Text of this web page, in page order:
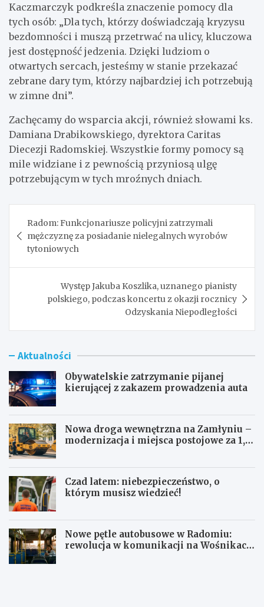
Kaczmarczyk podkreśla znaczenie pomocy dla
tych osób: „Dla tych, którzy doświadczają kryzysu
bezdomności i muszą przetrwać na ulicy, kluczowa
jest dostępność jedzenia. Dzięki ludziom o
otwartych sercach, jesteśmy w stanie przekazać
zebrane dary tym, którzy najbardziej ich potrzebują
w zimne dni”.
Zachęcamy do wsparcia akcji, również słowami ks.
Damiana Drabikowskiego, dyrektora Caritas
Diecezji Radomskiej. Wszystkie formy pomocy są
mile widziane i z pewnością przyniosą ulgę
potrzebującym w tych mroźnych dniach.
wpisu
Radom: Funkcjonariusze policyjni zatrzymali
mężczyznę za posiadanie nielegalnych wyrobów
tytoniowych
Występ Jakuba Koszlika, uznanego pianisty
polskiego, podczas koncertu z okazji rocznicy
Odzyskania Niepodległości
Aktualności
Obywatelskie zatrzymanie pijanej
kierującej z zakazem prowadzenia auta
Nowa droga wewnętrzna na Zamłyniu –
modernizacja i miejsca postojowe za 1,1
Czad latem: niebezpieczeństwo, o
którym musisz wiedzieć!
Nowe pętle autobusowe w Radomiu:
rewolucja w komunikacji na Wośnikach,
O
N